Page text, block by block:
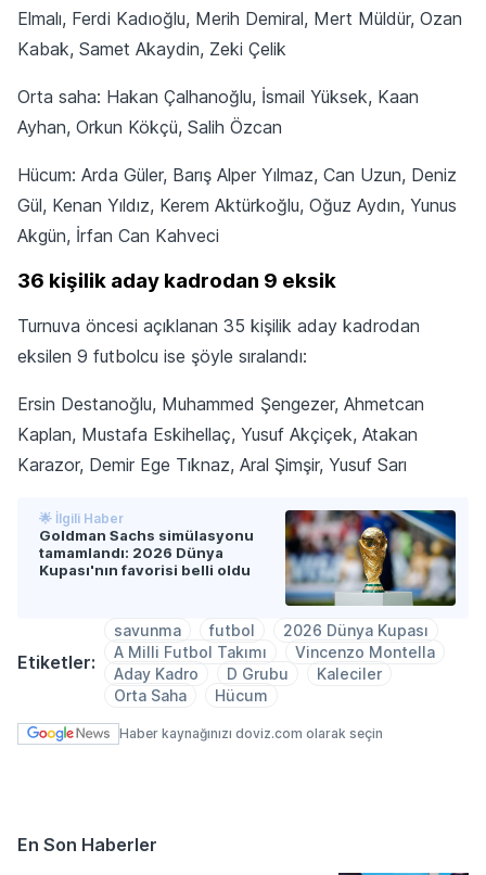
Elmalı, Ferdi Kadıoğlu, Merih Demiral, Mert Müldür, Ozan
Kabak, Samet Akaydin, Zeki Çelik
Orta saha: Hakan Çalhanoğlu, İsmail Yüksek, Kaan
Ayhan, Orkun Kökçü, Salih Özcan
Hücum: Arda Güler, Barış Alper Yılmaz, Can Uzun, Deniz
Gül, Kenan Yıldız, Kerem Aktürkoğlu, Oğuz Aydın, Yunus
Akgün, İrfan Can Kahveci
36 kişilik aday kadrodan 9 eksik
Turnuva öncesi açıklanan 35 kişilik aday kadrodan
eksilen 9 futbolcu ise şöyle sıralandı:
Ersin Destanoğlu, Muhammed Şengezer, Ahmetcan
Kaplan, Mustafa Eskihellaç, Yusuf Akçiçek, Atakan
Karazor, Demir Ege Tıknaz, Aral Şimşir, Yusuf Sarı
🌟 İlgili Haber
Goldman Sachs simülasyonu
tamamlandı: 2026 Dünya
Kupası'nın favorisi belli oldu
Etiketler:
savunma futbol
2026 Dünya Kupası
A Milli Futbol Takımı
Vincenzo Montella
Aday Kadro
D Grubu
Kaleciler
Orta Saha
Hücum
Haber kaynağınızı doviz.com olarak seçin
En Son Haberler